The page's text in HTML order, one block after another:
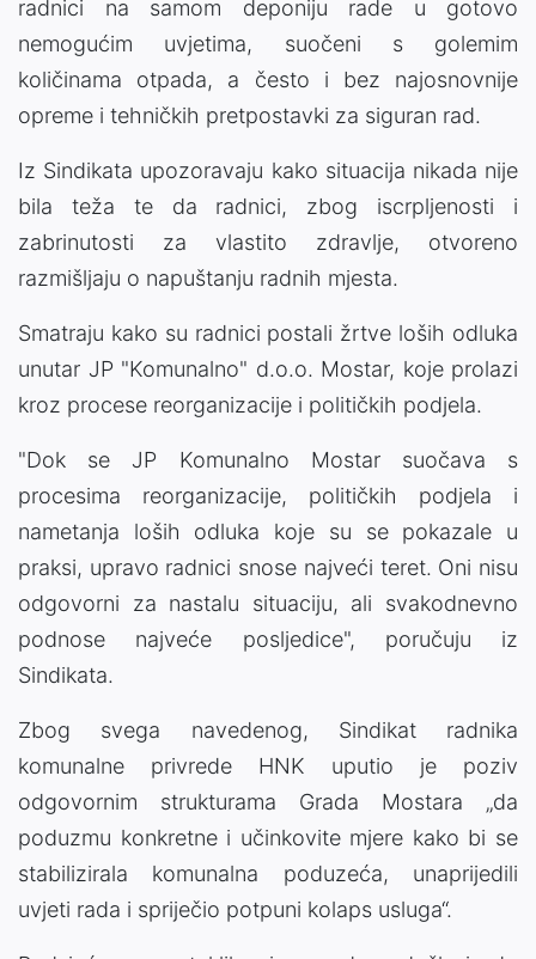
radnici na samom deponiju rade u gotovo
nemogućim uvjetima, suočeni s golemim
količinama otpada, a često i bez najosnovnije
opreme i tehničkih pretpostavki za siguran rad.
Iz Sindikata upozoravaju kako situacija nikada nije
bila teža te da radnici, zbog iscrpljenosti i
zabrinutosti za vlastito zdravlje, otvoreno
razmišljaju o napuštanju radnih mjesta.
Smatraju kako su radnici postali žrtve loših odluka
unutar JP "Komunalno" d.o.o. Mostar, koje prolazi
kroz procese reorganizacije i političkih podjela.
"Dok se JP Komunalno Mostar suočava s
procesima reorganizacije, političkih podjela i
nametanja loših odluka koje su se pokazale u
praksi, upravo radnici snose najveći teret. Oni nisu
odgovorni za nastalu situaciju, ali svakodnevno
podnose najveće posljedice", poručuju iz
Sindikata.
Zbog svega navedenog, Sindikat radnika
komunalne privrede HNK uputio je poziv
odgovornim strukturama Grada Mostara „da
poduzmu konkretne i učinkovite mjere kako bi se
stabilizirala komunalna poduzeća, unaprijedili
uvjeti rada i spriječio potpuni kolaps usluga“.